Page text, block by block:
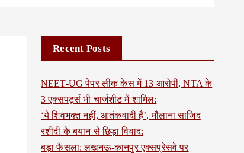
Recent Posts
NEET-UG पेपर लीक केस में 13 आरोपी, NTA के
3 एक्सपर्ट्स भी चार्जशीट में शामिल:
‘ये शिवभक्त नहीं, आतंकवादी हैं’, मौलाना साजिद
रशीदी के बयान से छिड़ा विवाद:
बड़ा फैसला: लखनऊ-कानपुर एक्सप्रेसवे पर